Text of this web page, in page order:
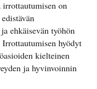
irrottautumisen on
ehkäisevän työhön
hyödyt
kielteinen
ja hyvinvoinnin